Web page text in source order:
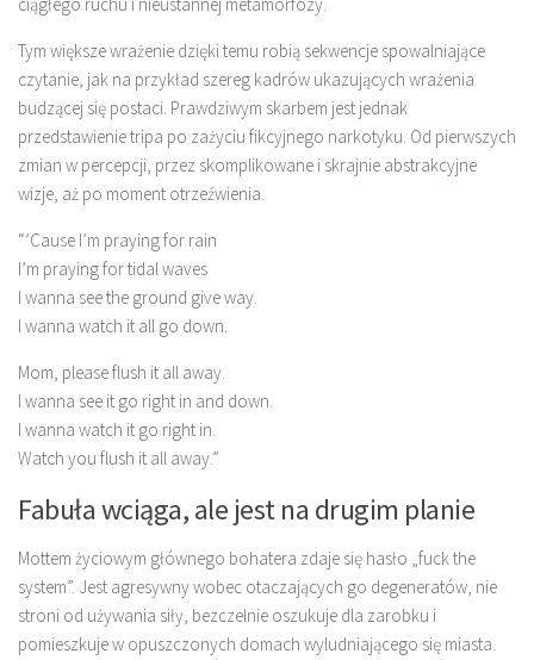
Tym większe wrażenie dzięki temu robią sekwencje spowalniające
czytanie, jak na przykład szereg kadrów ukazujących wrażenia
budzącej się postaci. Prawdziwym skarbem jest jednak
przedstawienie tripa po zażyciu fikcyjnego narkotyku. Od pierwszych
zmian w percepcji, przez skomplikowane i skrajnie abstrakcyjne
wizje, aż po moment otrzeźwienia.
“’Cause I’m praying for rain
I’m praying for tidal waves
I wanna see the ground give way.
I wanna watch it all go down.
Mom, please flush it all away.
I wanna see it go right in and down.
I wanna watch it go right in.
Watch you flush it all away.”
Fabuła wciąga, ale jest na drugim planie
Mottem życiowym głównego bohatera zdaje się hasło „fuck the
system”. Jest agresywny wobec otaczających go degeneratów, nie
stroni od używania siły, bezczelnie oszukuje dla zarobku i
pomieszkuje w opuszczonych domach wyludniającego się miasta.